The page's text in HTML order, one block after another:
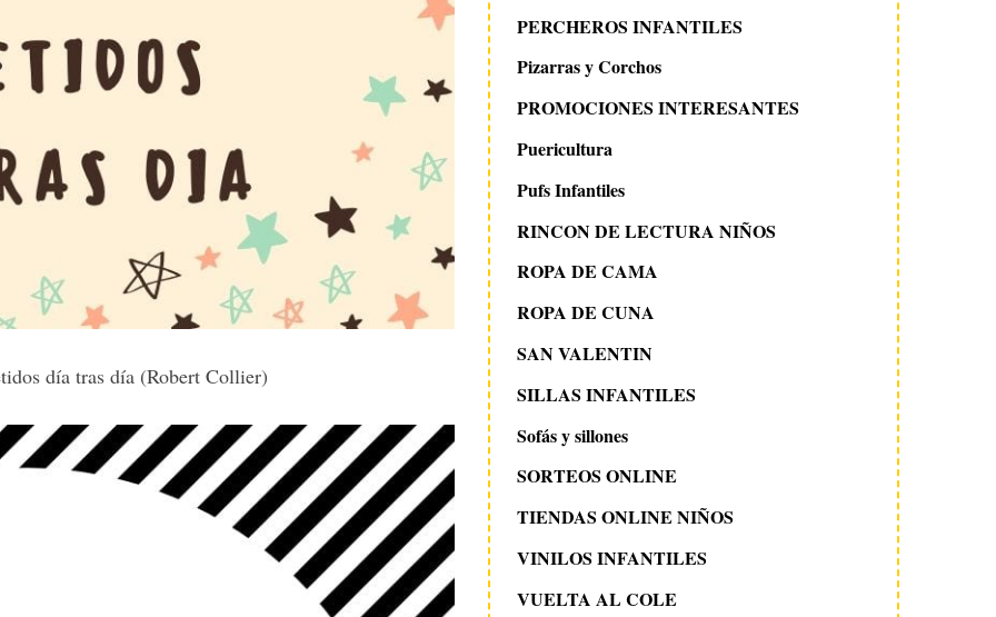
día tras día (Robert Collier)
PERCHEROS INFANTILES
Pizarras y Corchos
PROMOCIONES INTERESANTES
Puericultura
Pufs Infantiles
RINCON DE LECTURA NIÑOS
ROPA DE CAMA
ROPA DE CUNA
SAN VALENTIN
SILLAS INFANTILES
Sofás y sillones
SORTEOS ONLINE
TIENDAS ONLINE NIÑOS
VINILOS INFANTILES
VUELTA AL COLE